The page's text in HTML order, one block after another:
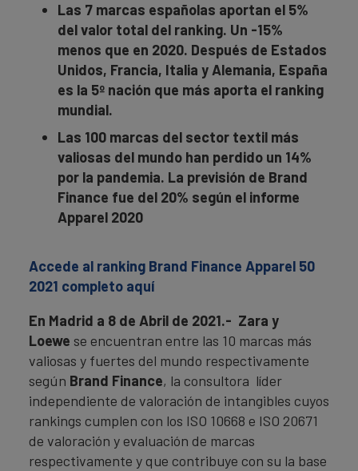
Las 7 marcas españolas aportan el 5%
del valor total del ranking. Un -15%
menos que en 2020. Después de Estados
Unidos, Francia, Italia y Alemania, España
es la 5º nación que más aporta el ranking
mundial.
Las 100 marcas del sector textil más
valiosas del mundo han perdido un 14%
por la pandemia. La previsión de Brand
Finance fue del 20% según el informe
Apparel 2020
Accede al ranking Brand Finance Apparel 50
2021 completo aquí
En Madrid a 8 de Abril de 2021.- Zara y
Loewe se encuentran entre las 10 marcas más
valiosas y fuertes del mundo respectivamente
según Brand Finance, la consultora líder
independiente de valoración de intangibles cuyos
rankings cumplen con los ISO 10668 e ISO 20671
de valoración y evaluación de marcas
respectivamente y que contribuye con su la base